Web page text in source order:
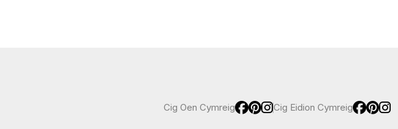
Cig Oen Cymreig Cig Eidion Cymreig